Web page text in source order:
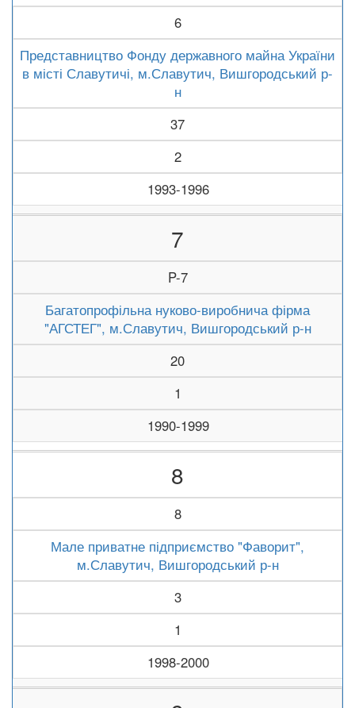
6
Представництво Фонду державного майна України
в місті Славутичі, м.Славутич, Вишгородський р-
н
37
2
1993-1996
7
P-7
Багатопрофільна нуково-виробнича фірма
"АГСТЕГ", м.Славутич, Вишгородський р-н
20
1
1990-1999
8
8
Мале приватне підприємство "Фаворит",
м.Славутич, Вишгородський р-н
3
1
1998-2000